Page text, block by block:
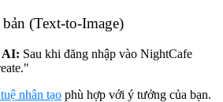
(Text-to-Image)
AI: Sau khi đăng nhập vào NightCafe
nhân tạo phù hợp với ý tưởng của bạn.